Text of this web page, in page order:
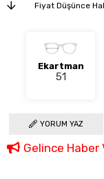
Fiyat Düşünce
Ekartman
51
YORUM YAZ
Gelince Haber